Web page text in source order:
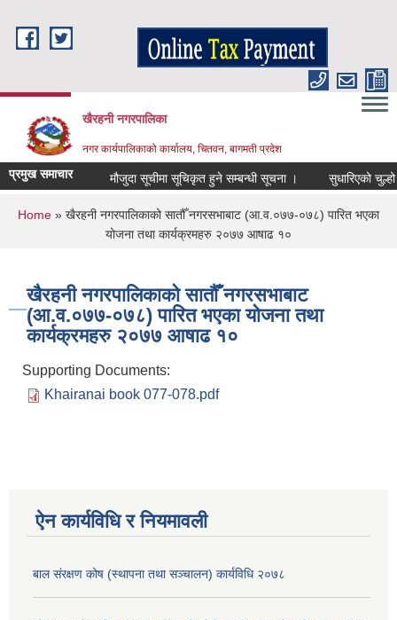
खैरहनी नगरपालिका
नगर कार्यपालिकाको कार्यालय, चितवन, बागमती प्रदेश
प्रमुख समाचार मौजुदा सूचीमा सूचिकृत हुने सम्बन्धी सूचना । सुधारिएको चुल्हो
You are here
Home » खैरहनी नगरपालिकाको सातौँ नगरसभाबाट (आ.व.०७७-०७८) पारित भएका
योजना तथा कार्यक्रमहरु २०७७ आषाढ १०
खैरहनी नगरपालिकाको सातौँ नगरसभाबाट
(आ.व.०७७-०७८) पारित भएका योजना तथा
कार्यक्रमहरु २०७७ आषाढ १०
Supporting Documents:
Khairanai book 077-078.pdf
ऐन कार्यविधि र नियमावली
बाल संरक्षण कोष (स्थापना तथा सञ्चालन) कार्यविधि २०७८